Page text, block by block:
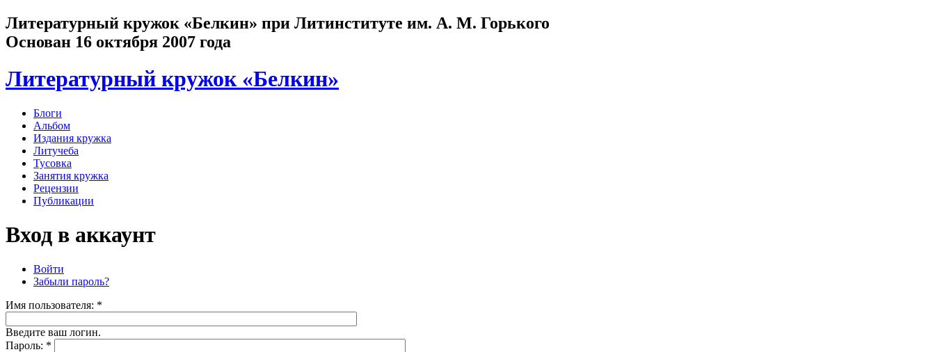
Литературный кружок «Белкин» при Литинституте им. А. М. Горького
Основан 16 октября 2007 года
Литературный кружок «Белкин»
Блоги
Альбом
Издания кружка
Литучеба
Тусовка
Занятия кружка
Рецензии
Публикации
Вход в аккаунт
Войти
Забыли пароль?
Имя пользователя: *
Введите ваш логин.
Пароль: *